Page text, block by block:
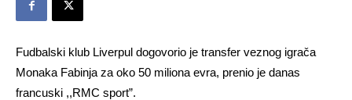
Fudbalski klub Liverpul dogovorio je transfer veznog igrača
Monaka Fabinja za oko 50 miliona evra, prenio je danas
francuski ,,RMC sport”.